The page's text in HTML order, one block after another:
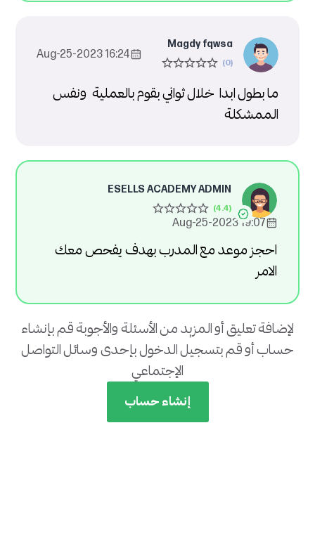
Magdy fqwsa
16:24 2023-Aug-25
ما بطول ابدا خلال ثواني بقوم بالعملية ونفس
الممشكلة
ESELLS ACADEMY ADMIN
19:07 2023-Aug-25
احجز موعد مع المدرب بهدف يفحص معك
الامر
لإضافة تعليق أو المزيد من الأسئلة والأجوبة قم بإنشاء
حساب أو قم بتسجيل الدخول بإحدى وسائل التواصل
الإجتماعي
إنشاء حساب